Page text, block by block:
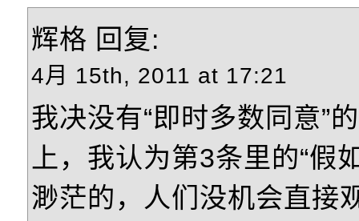
辉格 回复:
4月 15th, 2011 at 17:21
我决没有“即时多数同意”
上，我认为第3条里的“假
渺茫的，人们没机会直接